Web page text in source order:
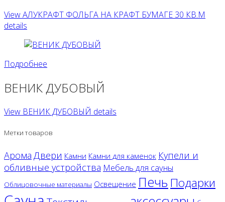
View АЛУКРАФТ ФОЛЬГА НА КРАФТ БУМАГЕ 30 КВ.М
details
Подробнее
ВЕНИК ДУБОВЫЙ
View ВЕНИК ДУБОВЫЙ details
Метки товаров
Арома Двери Камни Камни для каменок Купели и
обливные устройства Мебель для сауны
Облицовочные материалы Освещение Печь Подарки